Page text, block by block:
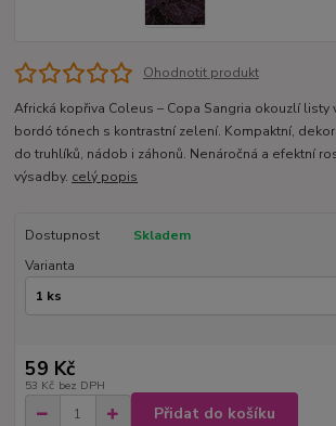
Ohodnotit produkt
Africká kopřiva Coleus – Copa Sangria okouzlí listy
bordó tónech s kontrastní zelení. Kompaktní,
do truhlíků, nádob i záhonů. Nenáročná a efektní
výsadby. celý popis
Dostupnost
Skladem
Varianta
59 Kč
53 Kč bez DPH
Přidat do košíku